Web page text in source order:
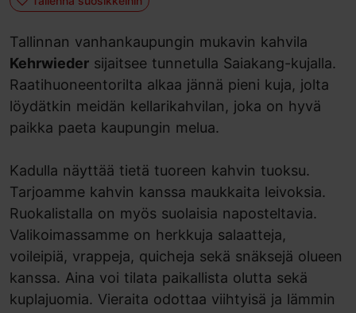
Tallinnan vanhankaupungin mukavin kahvila
Kehrwieder sijaitsee tunnetulla Saiakang-kujalla.
Raatihuoneentorilta alkaa jännä pieni kuja, jolta
löydätkin meidän kellarikahvilan, joka on hyvä
paikka paeta kaupungin melua.
Kadulla näyttää tietä tuoreen kahvin tuoksu.
Tarjoamme kahvin kanssa maukkaita leivoksia.
Ruokalistalla on myös suolaisia naposteltavia.
Valikoimassamme on herkkuja salaatteja,
voileipiä, vrappeja, quicheja sekä snäksejä olueen
kanssa. Aina voi tilata paikallista olutta sekä
kuplajuomia. Vieraita odottaa viihtyisä ja lämmin